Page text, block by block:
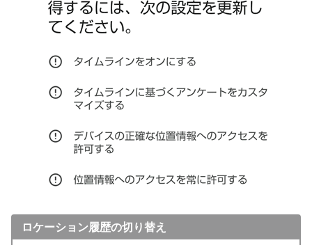
ロケーション履歴の切り替え